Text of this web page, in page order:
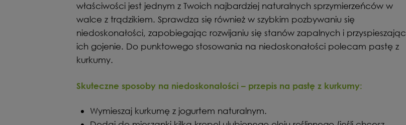
właściwości jest jednym z Twoich najbardziej naturalnych sprzymierzeńców w
walce z trądzikiem. Sprawdza się również w szybkim pozbywaniu się
niedoskonałości, zapobiegając rozwijaniu się stanów zapalnych i przyspieszając
ich gojenie. Do punktowego stosowania na niedoskonałości polecam pastę z
kurkumy.
Skuteczne sposoby na niedoskonałości – przepis na pastę z kurkumy:
Wymieszaj kurkumę z jogurtem naturalnym.